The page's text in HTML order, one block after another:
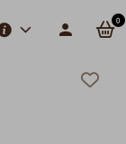
0